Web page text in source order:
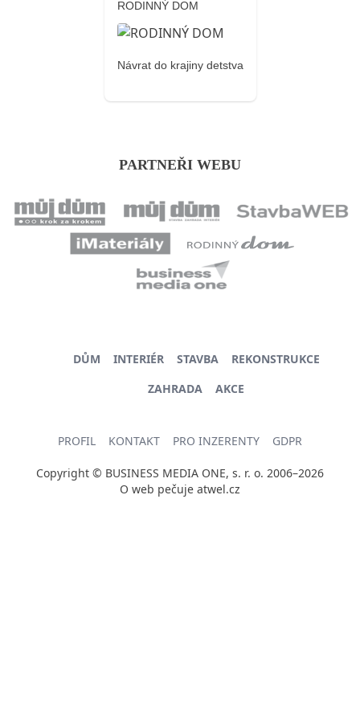
RODINNÝ DOM
Návrat do krajiny detstva
PARTNEŘI WEBU
DŮM INTERIÉR STAVBA
REKONSTRUKCE
ZAHRADA
AKCE
PROFIL KONTAKT PRO INZERENTY GDPR
Copyright © BUSINESS MEDIA ONE, s. r. o. 2006–2026